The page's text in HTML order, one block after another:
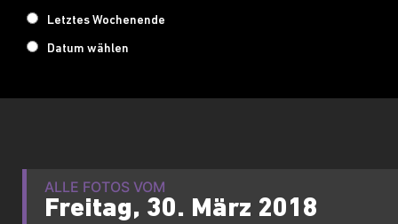
Letztes Wochenende
Datum wählen
ALLE FOTOS VOM
Freitag, 30. März 2018